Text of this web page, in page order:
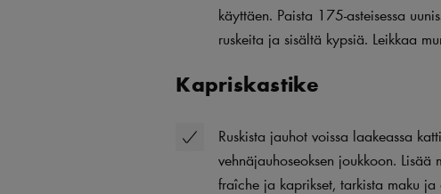
käyttäen. Paista 175-asteisessa
ruskeita ja sisältä kypsiä. Leikkaa
Kapriskastike
Ruskista jauhot voissa laakeassa
vehnäjauhoseoksen joukkoon.
fraîche ja kaprikset, tarkista maku